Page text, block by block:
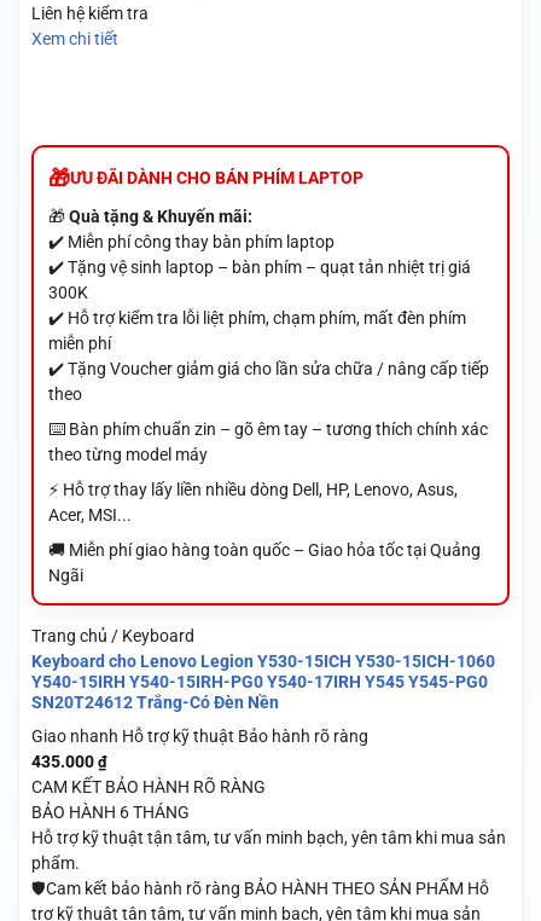
Liên hệ kiểm tra
Xem chi tiết
ƯU ĐÃI DÀNH CHO BÁN PHÍM LAPTOP
🎁Quà tặng & Khuyến mãi:
✔️ Miễn phí công thay bàn phím laptop
✔️ Tặng vệ sinh laptop – bàn phím – quạt tản nhiệt trị giá
300K
✔️ Hỗ trợ kiểm tra lỗi liệt phím, chạm phím, mất đèn phím
miễn phí
✔️ Tặng Voucher giảm giá cho lần sửa chữa / nâng cấp tiếp
theo
⌨️ Bàn phím chuẩn zin – gõ êm tay – tương thích chính xác
theo từng model máy
⚡ Hỗ trợ thay lấy liền nhiều dòng Dell, HP, Lenovo, Asus,
Acer, MSI...
🚚 Miễn phí giao hàng toàn quốc – Giao hỏa tốc tại Quảng
Ngãi
Trang chủ / Keyboard
Keyboard cho Lenovo Legion Y530-15ICH Y530-15ICH-1060
Y540-15IRH Y540-15IRH-PG0 Y540-17IRH Y545 Y545-PG0
SN20T24612 Trắng-Có Đèn Nền
Giao nhanh Hỗ trợ kỹ thuật Bảo hành rõ ràng
435.000 ₫
CAM KẾT BẢO HÀNH RÕ RÀNG
BẢO HÀNH 6 THÁNG
Hỗ trợ kỹ thuật tận tâm, tư vấn minh bạch, yên tâm khi mua sản
phẩm.
🛡️Cam kết bảo hành rõ ràng BẢO HÀNH THEO SẢN PHẨM Hỗ
trợ kỹ thuật tận tâm, tư vấn minh bạch, yên tâm khi mua sản